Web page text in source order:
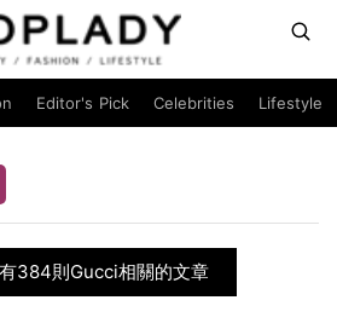
Editor's Pick Celebrities Lifestyle
384則Gucci相關的文章